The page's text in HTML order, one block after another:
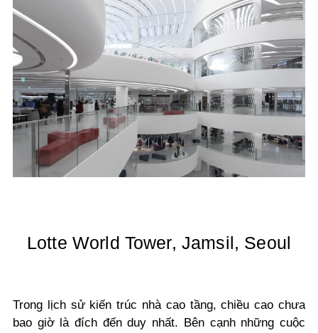
Lotte World Tower, Jamsil, Seoul
Trong lịch sử kiến trúc nhà cao tầng, chiều cao chưa
bao giờ là đích đến duy nhất. Bên cạnh những cuộc